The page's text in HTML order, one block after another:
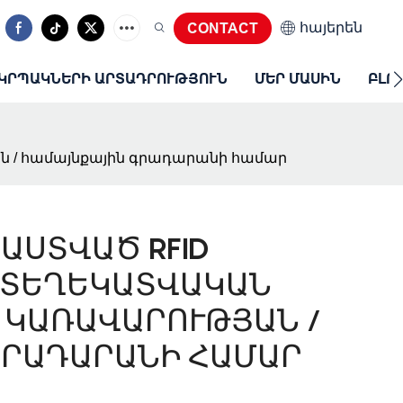
CONTACT հայերեն
ԱՐՏԱԴՐՈՒԹՅՈՒՆ ՄԵՐ ՄԱՍԻՆ
համայնքային գրադարանի համար
RFID
/
ՀԱՄԱՐ